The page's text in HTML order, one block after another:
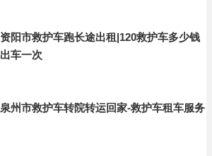
资阳市救护车跑长途出租|120救护车多少钱
出车一次
泉州市救护车转院转运回家-救护车租车服务